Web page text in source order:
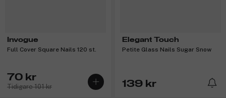
Invogue
Full Cover Square Nails 120 st.
70 kr
Tidigare 101 kr
Elegant Touch
Petite Glass Nails Sugar Snow
139 kr